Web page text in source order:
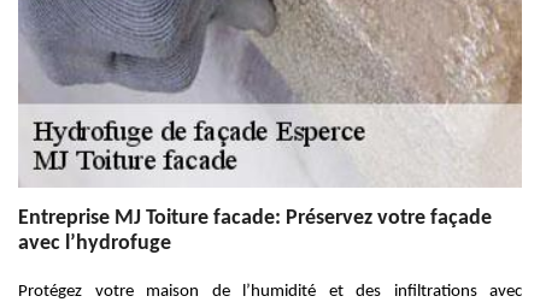
Entreprise MJ Toiture facade: Préservez votre façade
avec l’hydrofuge
Protégez votre maison de l’humidité et des infiltrations avec